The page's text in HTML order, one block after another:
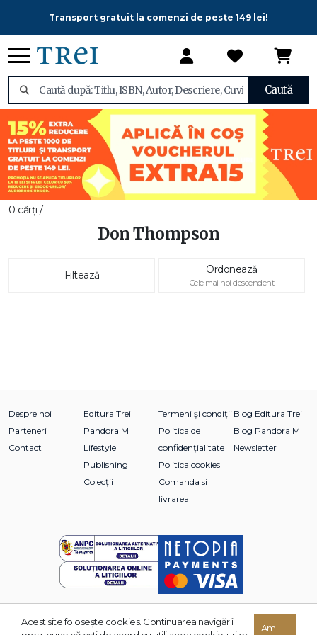
Transport gratuit la comenzi de peste 149 lei!
Caută
0 cărți /
Don Thompson
Filtează Ordonează
Cele mai noi descendent
Despre noi
Parteneri
Contact
Editura Trei
Pandora M
Lifestyle
Publishing
Colecții
Termeni și condiții
Politica de
confidențialitate
Politica cookies
Comanda si
livrarea
Blog Editura Trei
Blog Pandora M
Newsletter
© 2026 Grupul Editorial TREI. Toate drepturile rezervate.
Acest site foloseşte cookies. Continuarea navigării
Am